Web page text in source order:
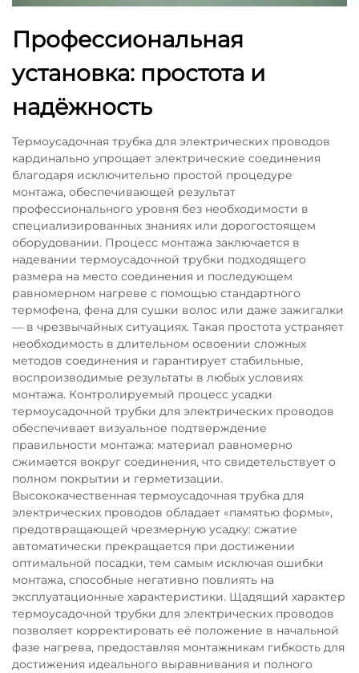
Профессиональная
установка: простота и
надёжность
Термоусадочная трубка для электрических проводов
кардинально упрощает электрические соединения
благодаря исключительно простой процедуре
монтажа, обеспечивающей результат
профессионального уровня без необходимости в
специализированных знаниях или дорогостоящем
оборудовании. Процесс монтажа заключается в
надевании термоусадочной трубки подходящего
размера на место соединения и последующем
равномерном нагреве с помощью стандартного
термофена, фена для сушки волос или даже зажигалки
— в чрезвычайных ситуациях. Такая простота устраняет
необходимость в длительном освоении сложных
методов соединения и гарантирует стабильные,
воспроизводимые результаты в любых условиях
монтажа. Контролируемый процесс усадки
термоусадочной трубки для электрических проводов
обеспечивает визуальное подтверждение
правильности монтажа: материал равномерно
сжимается вокруг соединения, что свидетельствует о
полном покрытии и герметизации.
Высококачественная термоусадочная трубка для
электрических проводов обладает «памятью формы»,
предотвращающей чрезмерную усадку: сжатие
автоматически прекращается при достижении
оптимальной посадки, тем самым исключая ошибки
монтажа, способные негативно повлиять на
эксплуатационные характеристики. Щадящий характер
термоусадочной трубки для электрических проводов
позволяет корректировать её положение в начальной
фазе нагрева, предоставляя монтажникам гибкость для
достижения идеального выравнивания и полного